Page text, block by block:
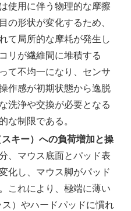
使用に伴う物理的な摩擦
の形状が変化するため、
て局所的な摩耗が発生し
リが繊維間に堆積する
て不均一になり、センサ
作感が初期状態から逸脱
洗浄や交換が必要となる
な制限である。
キー）への負荷増加と操
、マウス底面とパッド表
化し、マウス脚がパッド
これにより、極端に薄い
）やハードパッドに慣れ